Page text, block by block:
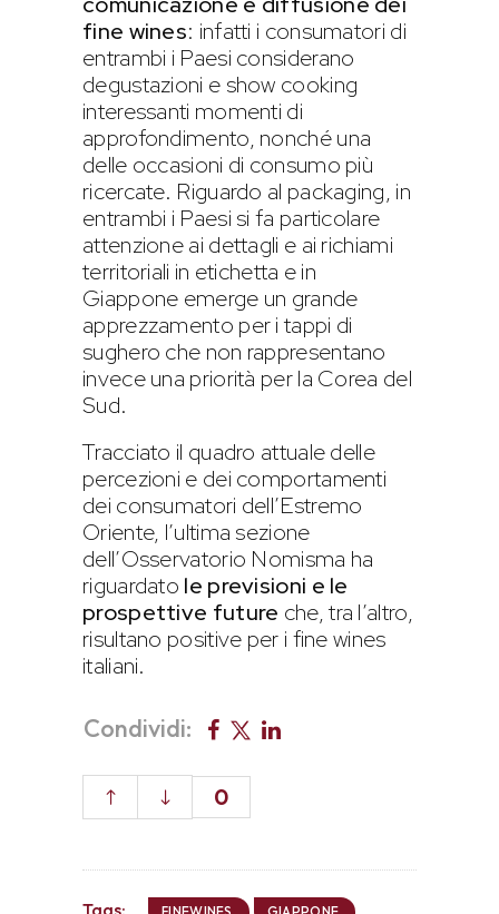
fine wines: infatti i consumatori di
entrambi i Paesi considerano
degustazioni e show cooking
interessanti momenti di
approfondimento, nonché una
delle occasioni di consumo più
ricercate. Riguardo al packaging, in
entrambi i Paesi si fa particolare
attenzione ai dettagli e ai richiami
territoriali in etichetta e in
Giappone emerge un grande
apprezzamento per i tappi di
sughero che non rappresentano
invece una priorità per la Corea del
Sud.
Tracciato il quadro attuale delle
percezioni e dei comportamenti
dei consumatori dell’Estremo
Oriente, l’ultima sezione
dell’Osservatorio Nomisma ha
riguardato le previsioni e le
prospettive future che, tra l’altro,
risultano positive per i fine wines
italiani.
Condividi:
0
Tags: